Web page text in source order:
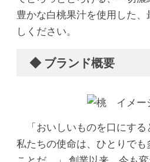
豊かな白桃果汁を使用した
しください。
◆ ブランド概要
「おいしいものを口にする
私たちの使命は、ひとりで